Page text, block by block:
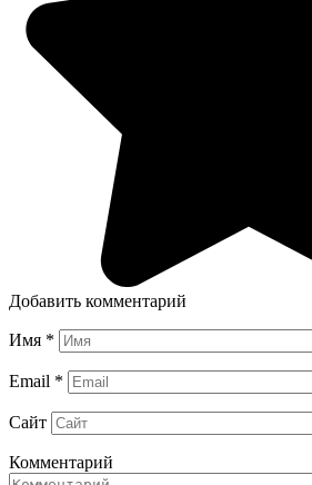
Добавить комментарий
Имя *
Email *
Сайт
Комментарий